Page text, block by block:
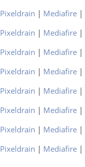
Pixeldrain | Mediafire|
Pixeldrain | Mediafire|
Pixeldrain | Mediafire|
Pixeldrain | Mediafire|
Pixeldrain | Mediafire|
Pixeldrain | Mediafire|
Pixeldrain | Mediafire|
Pixeldrain | Mediafire|